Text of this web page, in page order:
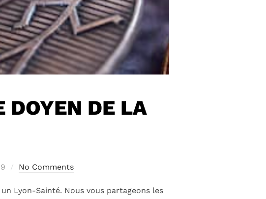
DOYEN DE LA
No Comments
Lyon-Sainté. Nous vous partageons les